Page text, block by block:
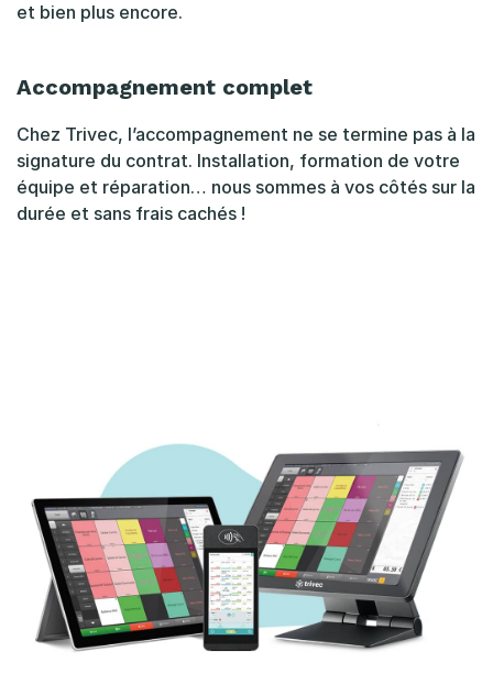
et bien plus encore.
Accompagnement complet
Chez Trivec, l’accompagnement ne se termine pas à la
signature du contrat. Installation, formation de votre
équipe et réparation… nous sommes à vos côtés sur la
durée et sans frais cachés !